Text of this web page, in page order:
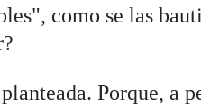
como se las
Porque, a